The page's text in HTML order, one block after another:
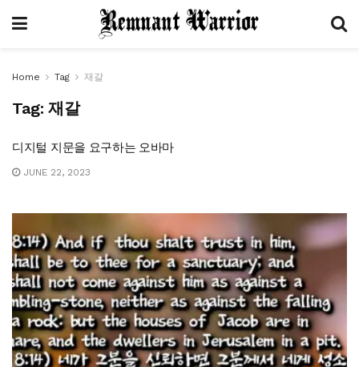
Home Tag 재갈
Tag: 재갈
디지털 지문을 요구하는 오바마
JUNE 22, 2023